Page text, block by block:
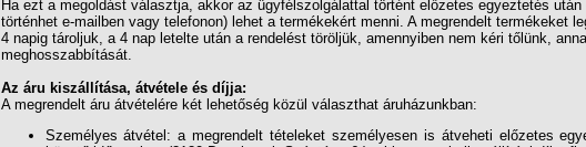
Ha ezt a megoldást választja, akkor az ügyfélszolgálattal történt előzetes egyeztetés után
történhet e-mailben vagy telefonon) lehet a termékekért menni. A megrendelt termékeket
4 napig tároljuk, a 4 nap letelte után a rendelést töröljük, amennyiben nem kéri tőlünk,
meghosszabbítását.
Az áru kiszállítása, átvétele és díjja:
A megrendelt áru átvételére két lehetőség közül választhat áruházunkban:
Személyes átvétel: a megrendelt tételeket személyesen is átveheti előzetes